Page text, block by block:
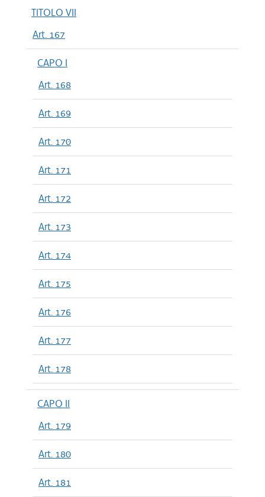
TITOLO VII
Art. 167
CAPO I
Art. 168
Art. 169
Art. 170
Art. 171
Art. 172
Art. 173
Art. 174
Art. 175
Art. 176
Art. 177
Art. 178
CAPO II
Art. 179
Art. 180
Art. 181